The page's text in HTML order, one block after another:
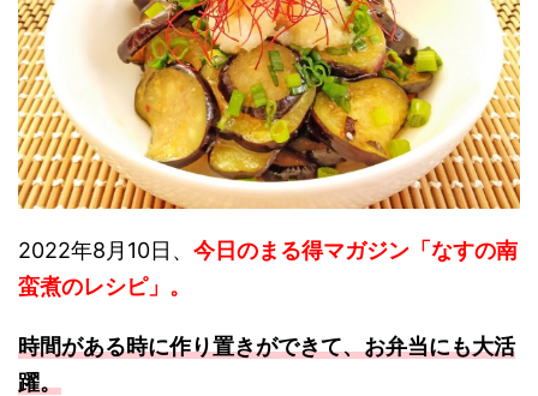
2022年8月10日、 今日のまる得マガジン「なすの南
蛮煮のレシピ」。
時間がある時に作り置きができて、お弁当にも大活
躍。